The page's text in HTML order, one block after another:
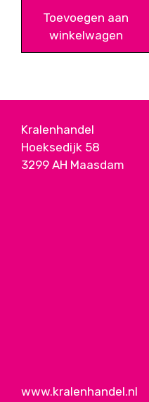
Toevoegen aan
winkelwagen
Kralenhandel
Hoeksedijk 58
3299 AH Maasdam
www.kralenhandel.nl